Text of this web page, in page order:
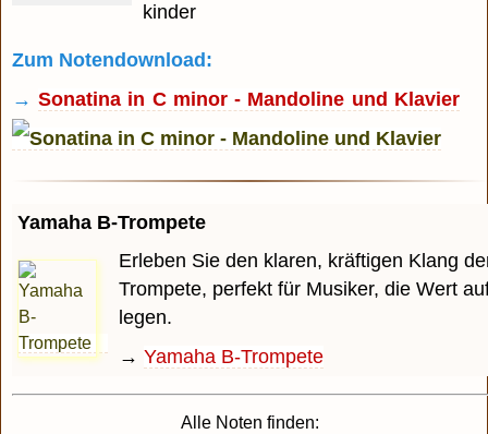
kinder
Zum Notendownload:
→Sonatina in C minor - Mandoline und Klavier
Yamaha B-Trompete
Erleben Sie den klaren, kräftigen Klang
Trompete, perfekt für Musiker, die Wert
legen.
→ Yamaha B-Trompete
Alle Noten finden: